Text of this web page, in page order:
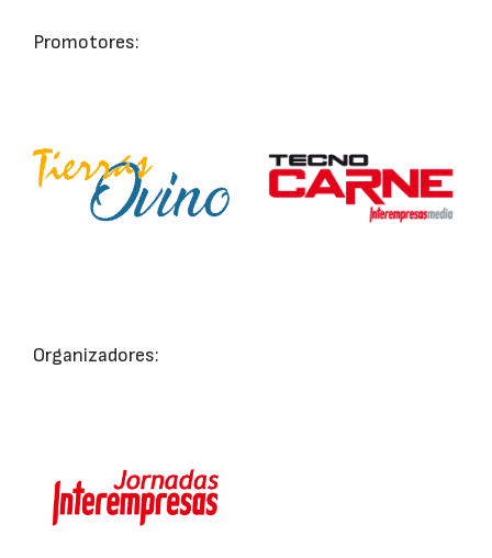
Promotores:
Organizadores: